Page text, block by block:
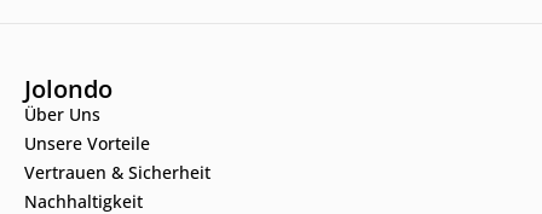
Jolondo
Über Uns
Unsere Vorteile
Vertrauen & Sicherheit
Nachhaltigkeit